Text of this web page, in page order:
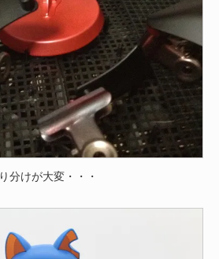
分けが大変・・・